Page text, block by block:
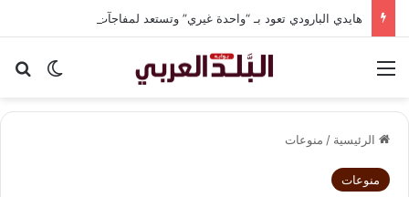
الوضع
الرئيسية / منوعات
منوعات